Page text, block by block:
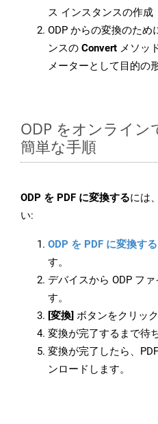
ス インスタンスの作成
ODP からの変換のため
ンスの Convert メソッ
メーターとして目的の
ODP をオンライン
簡単な手順
ODP を PDF に変換するには
い:
ODP を PDF に変換する
す。
デバイスから ODP フ
す。
[変換] ボタンをクリック
変換が完了するまで待
変換が完了したら、
ンロードします。